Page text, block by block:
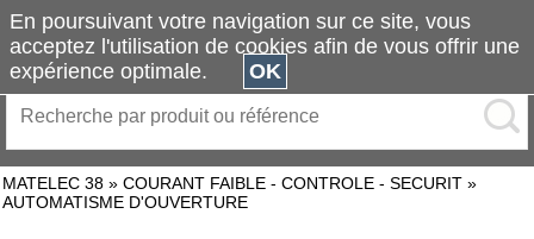
MATELEC 38 » COURANT FAIBLE - CONTROLE - SECURIT »
AUTOMATISME D'OUVERTURE
En poursuivant votre navigation sur ce site, vous
acceptez l'utilisation de cookies afin de vous offrir une
expérience optimale.
OK